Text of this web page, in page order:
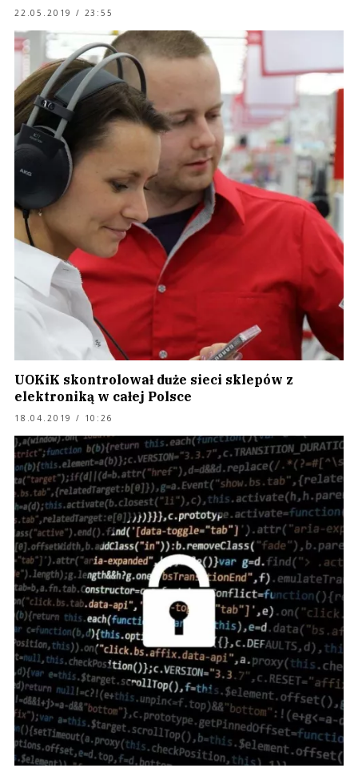
22.05.2019 / 23:55
UOKiK skontrolował duże sieci sklepów z
elektroniką w całej Polsce
18.04.2019 / 10:26